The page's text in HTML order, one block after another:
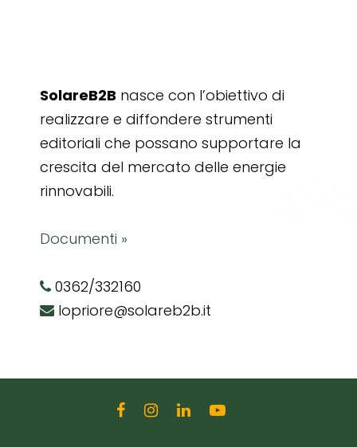
SolareB2B nasce con l’obiettivo di
realizzare e diffondere strumenti
editoriali che possano supportare la
crescita del mercato delle energie
rinnovabili.
Documenti »
0362/332160
lopriore@solareb2b.it